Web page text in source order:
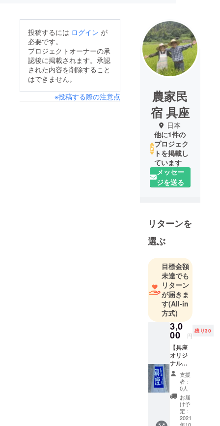
投稿するには ログイン が
必要です。
プロジェクトオーナーの承
認後に掲載されます。承認
された内容を削除すること
はできません。
※投稿する際の注意点
農家民
宿 具座
日本
他に1件の
プロジェク
トを掲載し
ています
メッセー
ジを送る
リターンを
選ぶ
目標金額
未達でも
リターン
が届きま
す(All-in
方式)
3,0
00 円
残り30
【具座
オリジ
ナルて
ぬぐい
とお礼
状】 ・
具座オ
リジナ
ルてぬ
ぐい1枚
支援
者：
0人
お届
け予
定：
2021